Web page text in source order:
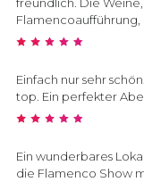
freundlich. Die
Flamencoaufführung,
Einfach nur sehr
top. Ein perfekter
Ein wunderbares
die Flamenco Show